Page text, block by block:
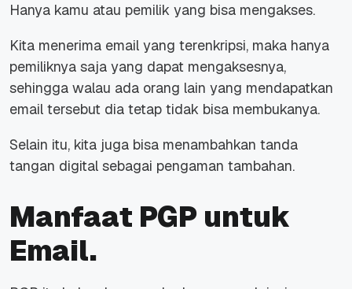
Hanya kamu atau pemilik yang bisa mengakses.
Kita menerima email yang terenkripsi, maka hanya
pemiliknya saja yang dapat mengaksesnya,
sehingga walau ada orang lain yang mendapatkan
email tersebut dia tetap tidak bisa membukanya.
Selain itu, kita juga bisa menambahkan tanda
tangan digital sebagai pengaman tambahan.
Manfaat PGP untuk
Email.